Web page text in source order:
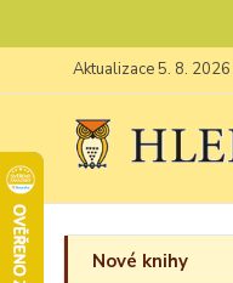
Aktualizace 5. 8. 2026
Nové knihy